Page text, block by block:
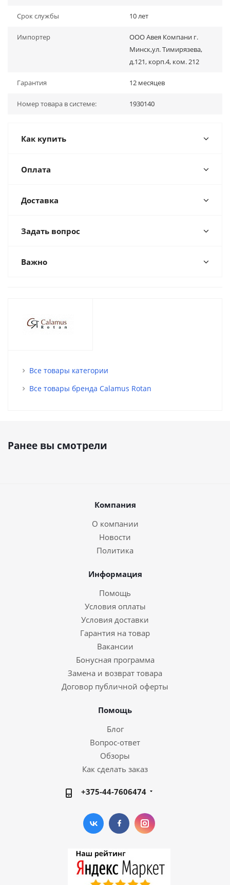
Срок службы 10 лет
Импортер
ООО Авея Компани г.
Минск,ул. Тимирязева,
д.121, корп.4, ком. 212
Гарантия 12 месяцев
Номер товара в системе: 1930140
Как купить
Оплата
Доставка
Задать вопрос
Важно
Все товары категории
Все товары бренда Calamus Rotan
Ранее вы смотрели
Компания
О компании
Новости
Политика
Информация
Помощь
Условия оплаты
Условия доставки
Гарантия на товар
Вакансии
Бонусная программа
Замена и возврат товара
Договор публичной оферты
Помощь
Блог
Вопрос-ответ
Обзоры
Как сделать заказ
+375-44-7606474